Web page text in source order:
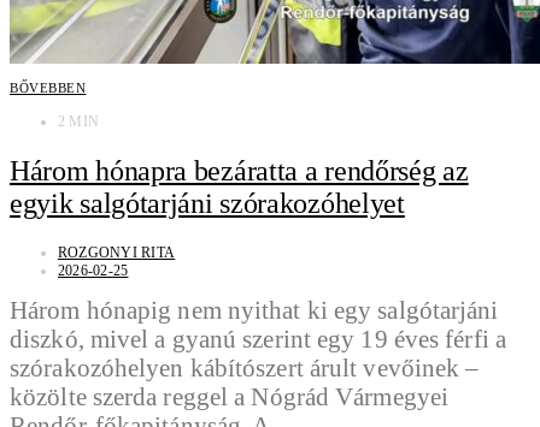
BŐVEBBEN
2 MIN
Három hónapra bezáratta a rendőrség az
egyik salgótarjáni szórakozóhelyet
ROZGONYI RITA
2026-02-25
Három hónapig nem nyithat ki egy salgótarjáni
diszkó, mivel a gyanú szerint egy 19 éves férfi a
szórakozóhelyen kábítószert árult vevőinek –
közölte szerda reggel a Nógrád Vármegyei